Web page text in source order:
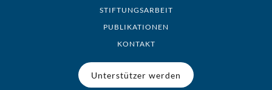
STIFTUNGSARBEIT
PUBLIKATIONEN
KONTAKT
Unterstützer werden